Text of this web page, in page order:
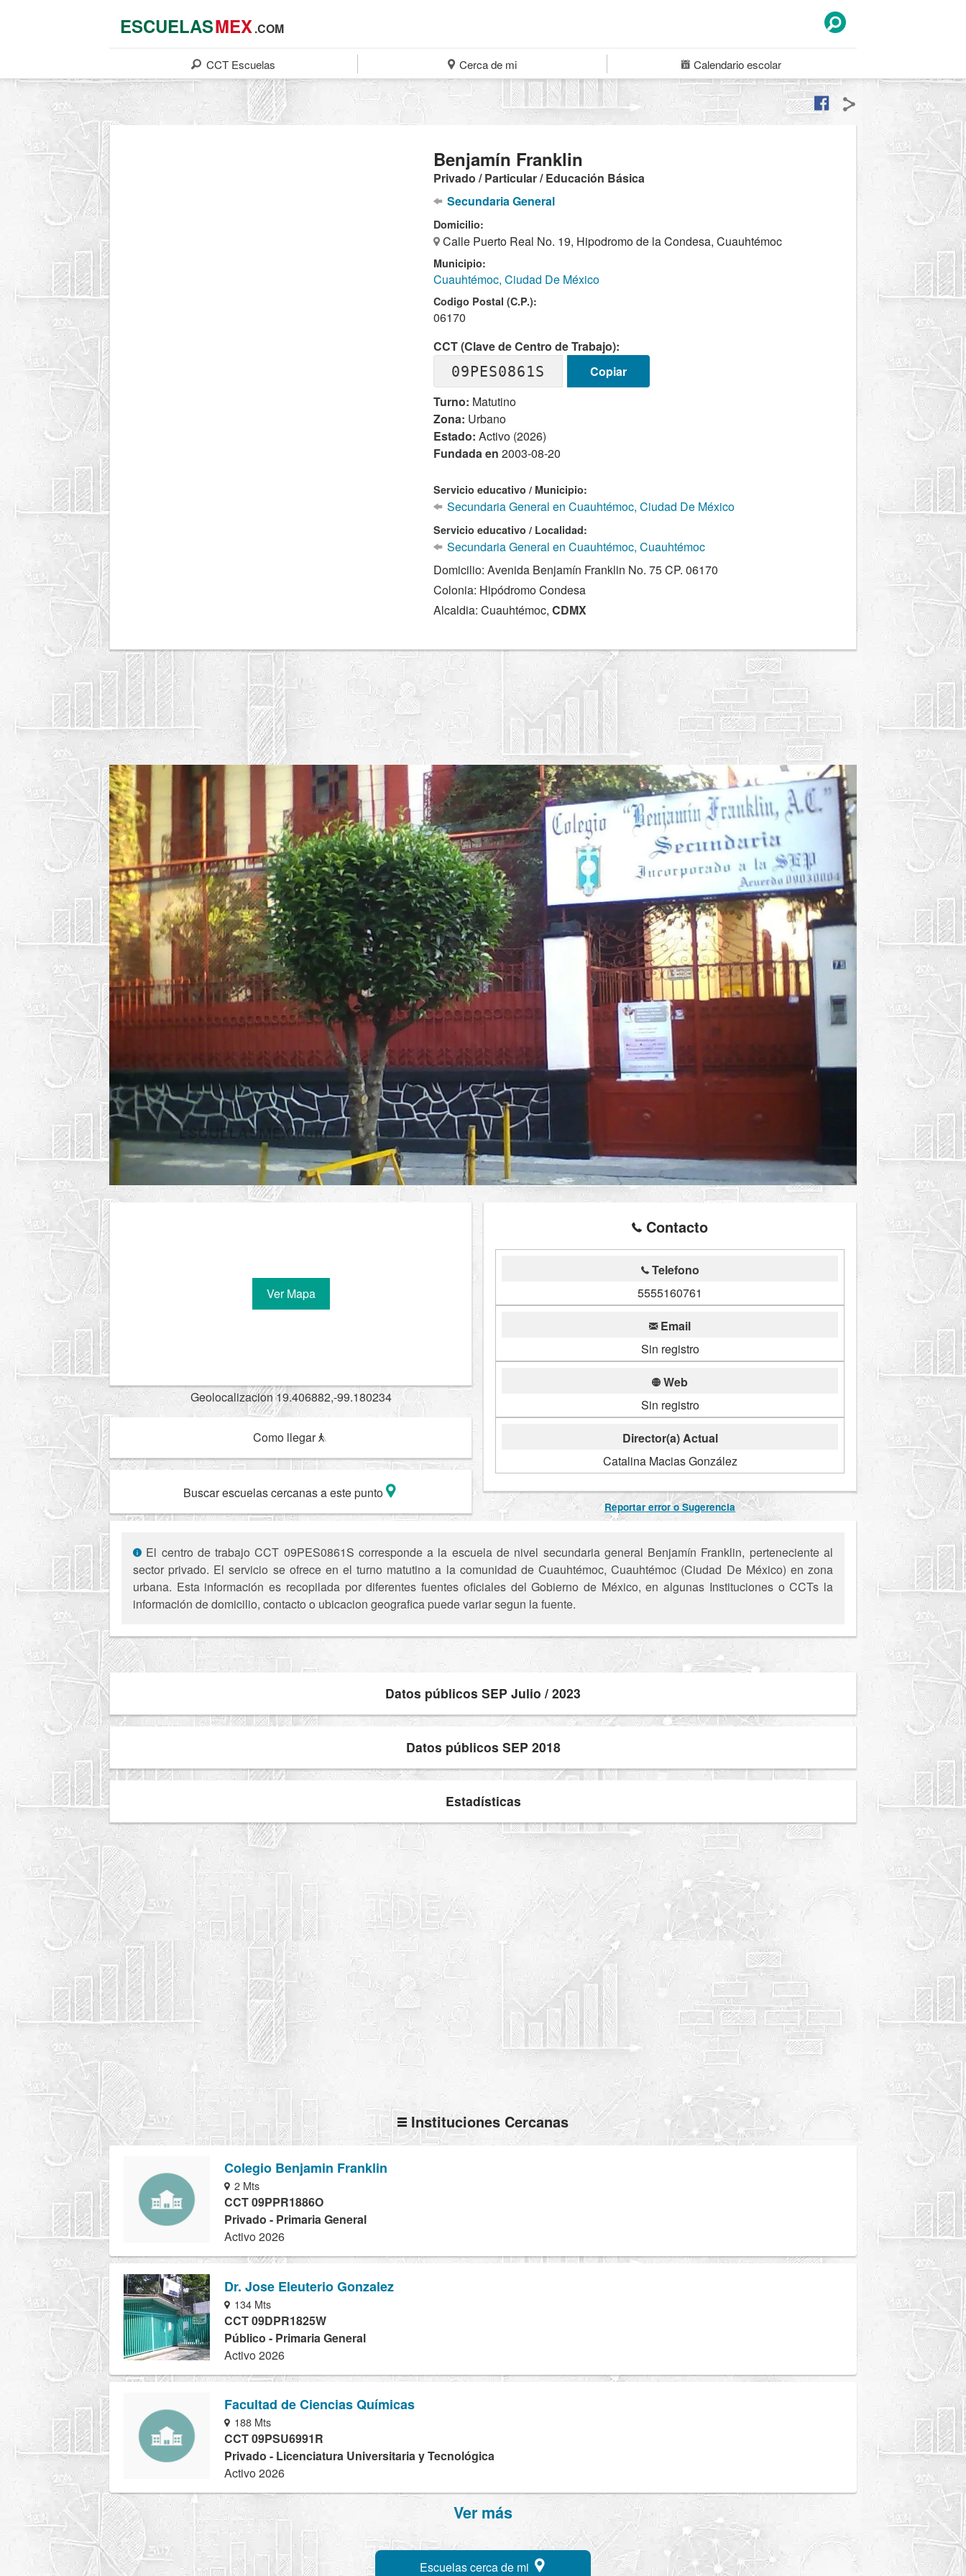
ESCUELASMEX.COM
CCT Escuelas Cerca de mi Calendarioescolar
Benjamín Franklin
Privado / Particular / Educación Básica
Secundaria General
Domicilio:
Calle Puerto Real No. 19, Hipodromo de la Condesa, Cuauhtémoc
Municipio:
Cuauhtémoc, Ciudad De México
Codigo Postal (C.P.):
06170
CCT (Clave de Centro de Trabajo):
09PES0861S
Copiar
Turno: Matutino
Zona: Urbano
Estado: Activo (2026)
Fundada en2003-08-20
Servicio educativo / Municipio:
Secundaria General en Cuauhtémoc, Ciudad De México
Servicio educativo / Localidad:
Secundaria General en Cuauhtémoc, Cuauhtémoc
Domicilio: Avenida Benjamín Franklin No. 75 CP. 06170
Colonia: Hipódromo Condesa
Alcaldia: Cuauhtémoc,CDMX
Ver Mapa
Geolocalizacion 19.406882,-99.180234
Como llegar
Buscar escuelas cercanas a este punto
Contacto
Telefono
5555160761
Email
Sin registro
Web
Sin registro
Director(a) Actual
Catalina Macias González
El centro de trabajo CCT 09PES0861S corresponde a la escuela de nivel secundaria general Benjamín Franklin, perteneciente al
sector privado. El servicio se ofrece en el turno matutino a la comunidad de Cuauhtémoc, Cuauhtémoc (Ciudad De México) en zona
urbana. Esta información es recopilada por diferentes fuentes oficiales del Gobierno de México, en algunas Instituciones o CCTs la
información de domicilio, contacto o ubicacion geografica puede variar segun la fuente.
Reportar error o Sugerencia
Datos públicos SEP Julio / 2023
Datos públicos SEP 2018
Estadísticas
Instituciones Cercanas
Colegio Benjamin Franklin
2 Mts
CCT 09PPR1886O
Privado - Primaria General
Activo 2026
Dr. Jose Eleuterio Gonzalez
134 Mts
CCT 09DPR1825W
Público - Primaria General
Activo 2026
Facultad de Ciencias Químicas
188 Mts
CCT 09PSU6991R
Privado - Licenciatura Universitaria y Tecnológica
Activo 2026
Ver más
Escuelas cerca de mi